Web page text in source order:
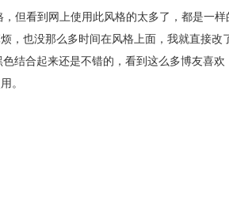
但看到网上使用此风格的太多了，都是一样
，也没那么多时间在风格上面，我就直接改
结合起来还是不错的，看到这么多博友喜欢
。